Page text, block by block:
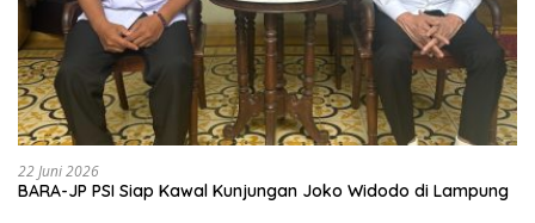
22 Juni 2026
BARA-JP PSI Siap Kawal Kunjungan Joko Widodo di Lampung